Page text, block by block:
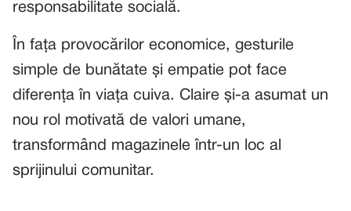
responsabilitate socială.
În fața provocărilor economice, gesturile
simple de bunătate și empatie pot face
diferența în viața cuiva. Claire și-a asumat un
nou rol motivată de valori umane,
transformând magazinele într-un loc al
sprijinului comunitar.